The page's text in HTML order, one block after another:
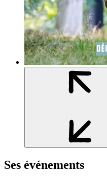
Ses événements